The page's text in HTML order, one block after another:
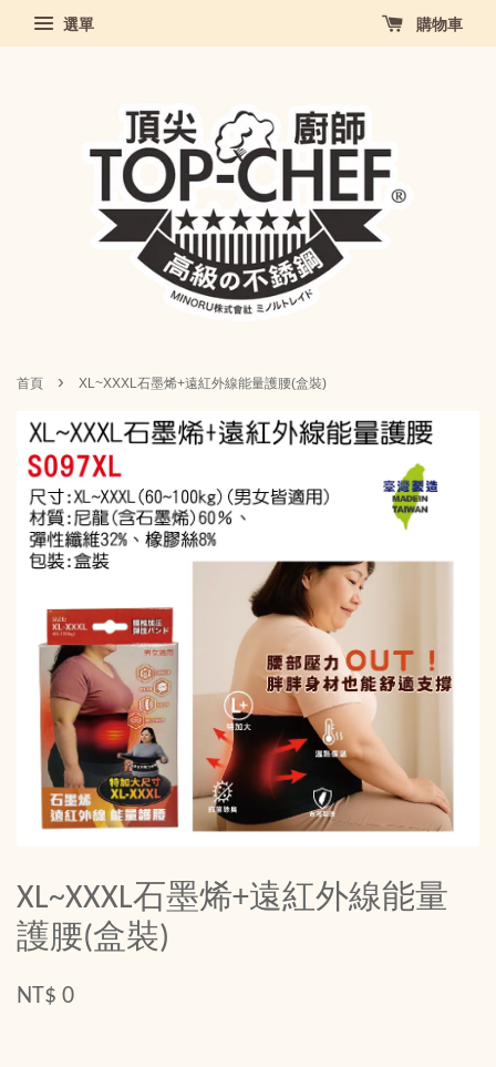
選單 購物車
首頁 › XL~XXXL石墨烯+遠紅外線能量護腰(盒裝)
XL~XXXL石墨烯+遠紅外線能量
護腰(盒裝)
NT$ 0